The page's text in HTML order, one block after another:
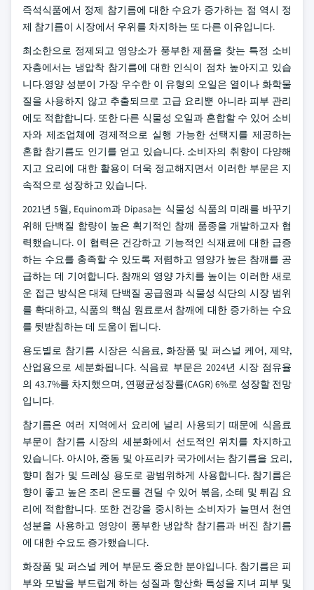
즉석식품에서 정제 참기름에 대한 수요가 증가하는 점 역시 정
제 참기름이 시장에서 우위를 차지하는 또 다른 이유입니다.
최소한으로 정제되고 영양소가 풍부한 제품을 찾는 특정 소비
자층에서는 냉압착 참기름에 대한 인식이 점차 높아지고 있습
니다.영양 성분이 가장 우수한 이 유형의 오일은 열이나 화학물
질을 사용하지 않고 추출되므로 고급 요리뿐 아니라 피부 관리
에도 적합합니다. 또한 다른 식물성 오일과 혼합할 수 있어 소비
자와 제조업체에 경제적으로 실행 가능한 선택지를 제공하는
혼합 참기름도 인기를 얻고 있습니다. 소비자의 취향이 다양해
지고 요리에 대한 활용이 더욱 정교해지면서 이러한 부문은 지
속적으로 성장하고 있습니다.
2021년 5월, Equinom과 Dipasa는 식물성 식품의 미래를 바꾸기
위해 단백질 함량이 높은 획기적인 참깨 품종을 개발하고자 협
력했습니다. 이 협력은 건강하고 기능적인 식재료에 대한 급증
하는 수요를 충족할 수 있도록 저렴하고 영양가 높은 참깨를 공
급하는 데 기여합니다. 참깨의 영양 가치를 높이는 이러한 새로
운 접근 방식은 대체 단백질 공급원과 식물성 식단의 시장 범위
를 확대하고, 식품의 핵심 원료로서 참깨에 대한 증가하는 수요
를 뒷받침하는 데 도움이 됩니다.
용도별로 참기름 시장은 식음료, 화장품 및 퍼스널 케어, 제약,
산업용으로 세분화됩니다. 식음료 부문은 2024년 시장 점유율
의 43.7%를 차지했으며, 연평균성장률(CAGR) 6%로 성장할 전망
입니다.
참기름은 여러 지역에서 요리에 널리 사용되기 때문에 식음료
부문이 참기름 시장의 세분화에서 선도적인 위치를 차지하고
있습니다. 아시아, 중동 및 아프리카 국가에서는 참기름을 요리,
향미 첨가 및 드레싱 용도로 광범위하게 사용합니다. 참기름은
향이 좋고 높은 조리 온도를 견딜 수 있어 볶음, 소테 및 튀김 요
리에 적합합니다. 또한 건강을 중시하는 소비자가 늘면서 천연
성분을 사용하고 영양이 풍부한 냉압착 참기름과 버진 참기름
에 대한 수요도 증가했습니다.
화장품 및 퍼스널 케어 부문도 중요한 분야입니다. 참기름은 피
부와 모발을 부드럽게 하는 성질과 항산화 특성을 지녀 피부 및